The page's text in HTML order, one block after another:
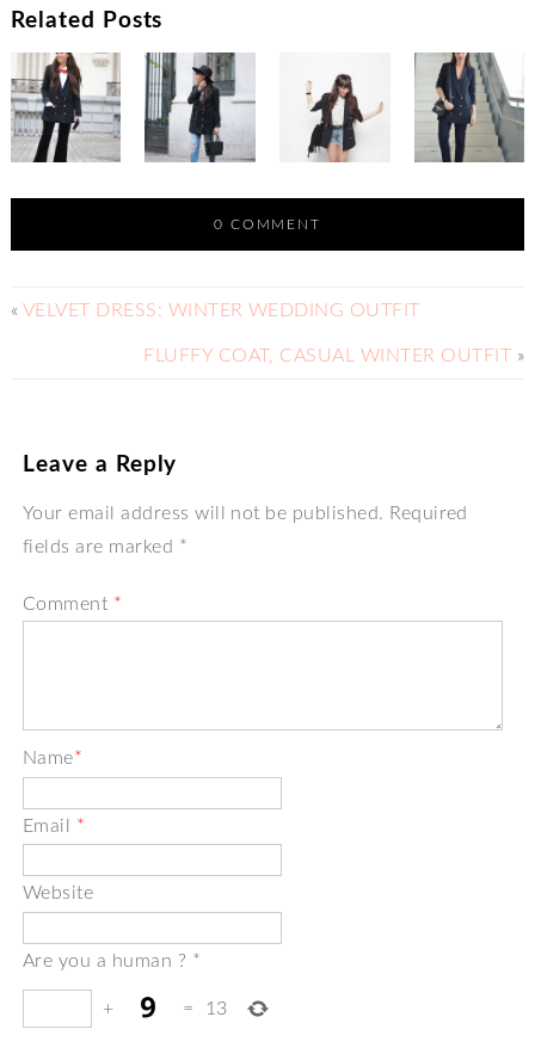
Related Posts
0 COMMENT
« VELVET DRESS: WINTER WEDDING OUTFIT
FLUFFY COAT, CASUAL WINTER OUTFIT »
Leave a Reply
Your email address will not be published. Required
fields are marked *
Comment *
Name*
Email *
Website
Are you a human ? *
+ = 13